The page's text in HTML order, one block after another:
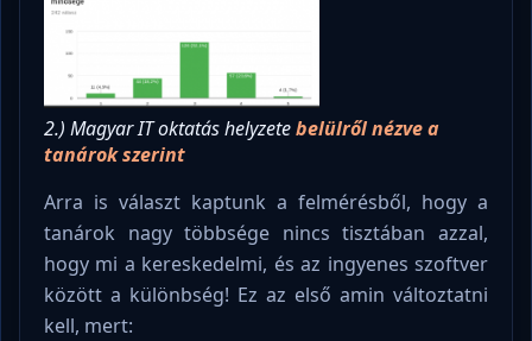
2.) Magyar IT oktatás helyzetebelülről nézve a
tanárok szerint
Arra is választ kaptunk a felmérésből, hogy a
tanárok nagy többsége nincs tisztában azzal,
hogy mi a kereskedelmi, és az ingyenes szoftver
között a különbség! Ez az első amin változtatni
kell, mert: